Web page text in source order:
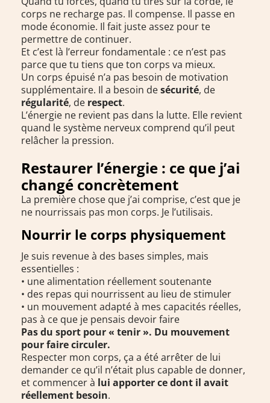
corps ne recharge pas. Il compense. Il passe en
mode économie. Il fait juste assez pour te
permettre de continuer.
Et c’est là l’erreur fondamentale : ce n’est pas
parce que tu tiens que ton corps va mieux.
Un corps épuisé n’a pas besoin de motivation
supplémentaire. Il a besoin desécurité, de
régularité, de respect.
L’énergie ne revient pas dans la lutte. Elle revient
quand le système nerveux comprend qu’il peut
relâcher la pression.
Restaurer l’énergie : ce que j’ai
changé concrètement
La première chose que j’ai comprise, c’est que je
ne nourrissais pas mon corps. Je l’utilisais.
Nourrir le corps physiquement
Je suis revenue à des bases simples, mais
essentielles :
• une alimentation réellement soutenante
• des repas qui nourrissent au lieu de stimuler
• un mouvement adapté à mes capacités réelles,
pas à ce que je pensais devoir faire
Pas du sport pour « tenir ». Du mouvement
pour faire circuler.
Respecter mon corps, ça a été arrêter de lui
demander ce qu’il n’était plus capable de donner,
et commencer à lui apporter ce dont il avait
réellement besoin.